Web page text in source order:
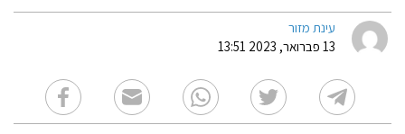
עינת מזור
13 פברואר, 2023 13:51